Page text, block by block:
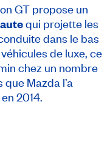
GT propose un
qui projette les
dans le bas
de luxe, ce
chez un nombre
Mazda l’a
2014.